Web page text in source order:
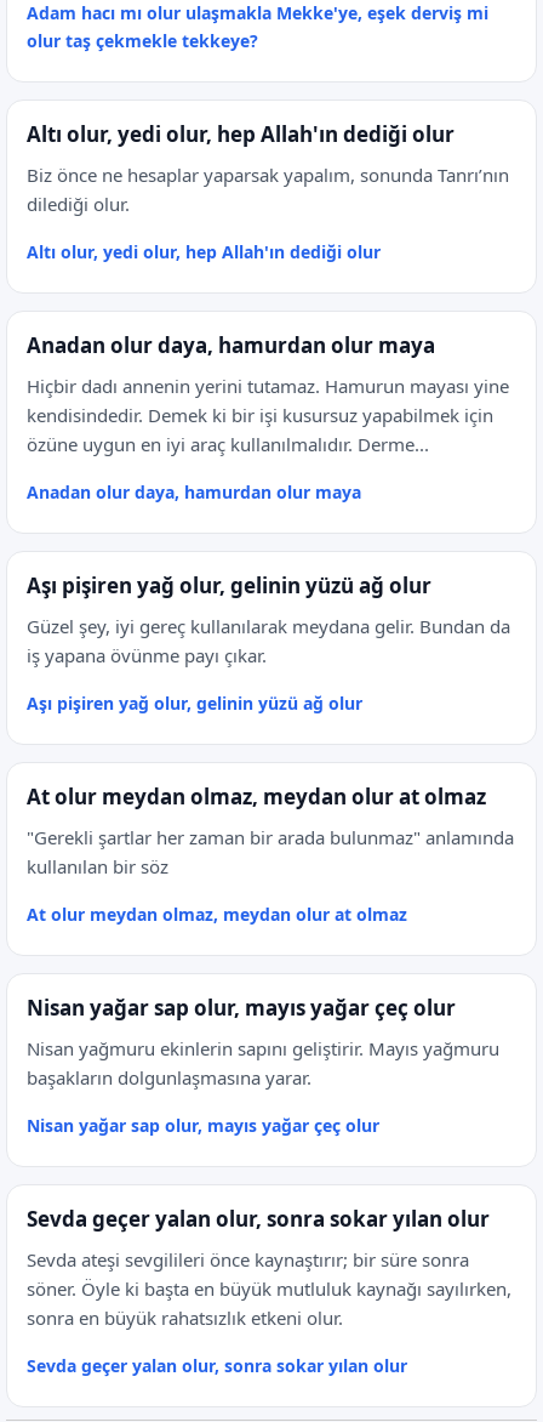
Adam hacı mı olur ulaşmakla Mekke'ye, eşek derviş mi
olur taş çekmekle tekkeye?
Altı olur, yedi olur, hep Allah'ın dediği olur
Biz önce ne hesaplar yaparsak yapalım, sonunda Tanrı’nın
dilediği olur.
Altı olur, yedi olur, hep Allah'ın dediği olur
Anadan olur daya, hamurdan olur maya
Hiçbir dadı annenin yerini tutamaz. Hamurun mayası yine
kendisindedir. Demek ki bir işi kusursuz yapabilmek için
özüne uygun en iyi araç kullanılmalıdır. Derme...
Anadan olur daya, hamurdan olur maya
Aşı pişiren yağ olur, gelinin yüzü ağ olur
Güzel şey, iyi gereç kullanılarak meydana gelir. Bundan da
iş yapana övünme payı çıkar.
Aşı pişiren yağ olur, gelinin yüzü ağ olur
At olur meydan olmaz, meydan olur at olmaz
"Gerekli şartlar her zaman bir arada bulunmaz" anlamında
kullanılan bir söz
At olur meydan olmaz, meydan olur at olmaz
Nisan yağar sap olur, mayıs yağar çeç olur
Nisan yağmuru ekinlerin sapını geliştirir. Mayıs yağmuru
başakların dolgunlaşmasına yarar.
Nisan yağar sap olur, mayıs yağar çeç olur
Sevda geçer yalan olur, sonra sokar yılan olur
Sevda ateşi sevgilileri önce kaynaştırır; bir süre sonra
söner. Öyle ki başta en büyük mutluluk kaynağı sayılırken,
sonra en büyük rahatsızlık etkeni olur.
Sevda geçer yalan olur, sonra sokar yılan olur